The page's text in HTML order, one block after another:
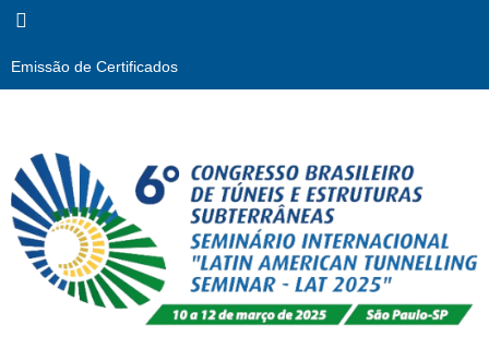
Emissão de Certificados